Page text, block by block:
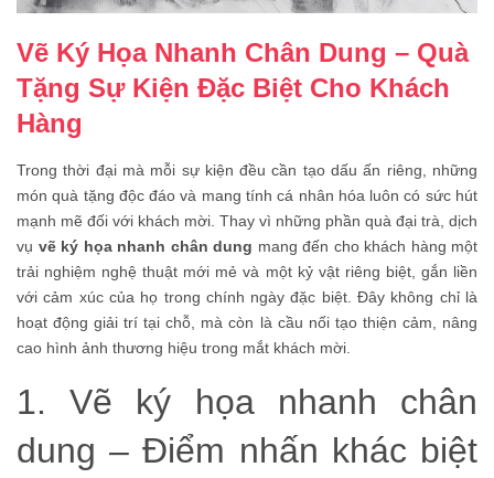
Vẽ Ký Họa Nhanh Chân Dung – Quà
Tặng Sự Kiện Đặc Biệt Cho Khách
Hàng
Trong thời đại mà mỗi sự kiện đều cần tạo dấu ấn riêng, những
món quà tặng độc đáo và mang tính cá nhân hóa luôn có sức hút
mạnh mẽ đối với khách mời. Thay vì những phần quà đại trà, dịch
vụ vẽ ký họa nhanh chân dung mang đến cho khách hàng một
trải nghiệm nghệ thuật mới mẻ và một kỷ vật riêng biệt, gắn liền
với cảm xúc của họ trong chính ngày đặc biệt. Đây không chỉ là
hoạt động giải trí tại chỗ, mà còn là cầu nối tạo thiện cảm, nâng
cao hình ảnh thương hiệu trong mắt khách mời.
1. Vẽ ký họa nhanh chân
dung – Điểm nhấn khác biệt